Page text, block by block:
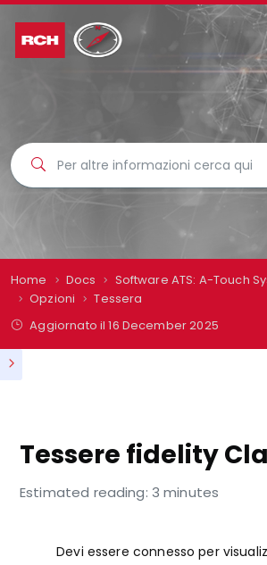
Home Docs
Software ATS: A-Touch
Opzioni
Tessera
Aggiornato il16 December 2025
Tessere fidelity
Estimated reading: 3 minutes
Devi essere connesso per